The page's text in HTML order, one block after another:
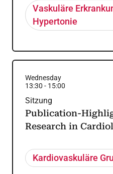
Vaskuläre
Hypertonie
Wednesday
13:30 - 15:00
Sitzung
Publication-
Research in
Kardiovaskuläre